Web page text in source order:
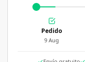
Pedido
9 Aug